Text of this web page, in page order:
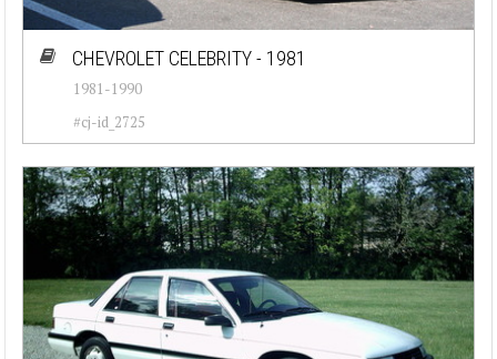
CHEVROLET CELEBRITY - 1981
1981-1990
#cj-id_2725